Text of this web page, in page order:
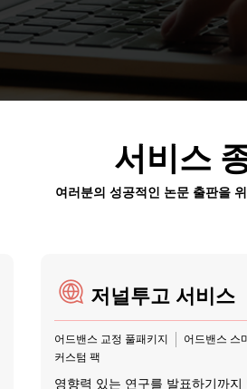
서비스
여러분의 성공적인 논문 출판을
저널투고 서비스
어드밴스 교정 풀패키지
어드밴스 스
커스텀 팩
영향력 있는 연구를 발표하기까